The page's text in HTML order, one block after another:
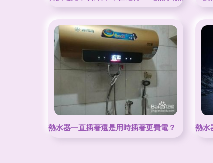
熱水器一直插著還是用時插著更費電？ 熱水